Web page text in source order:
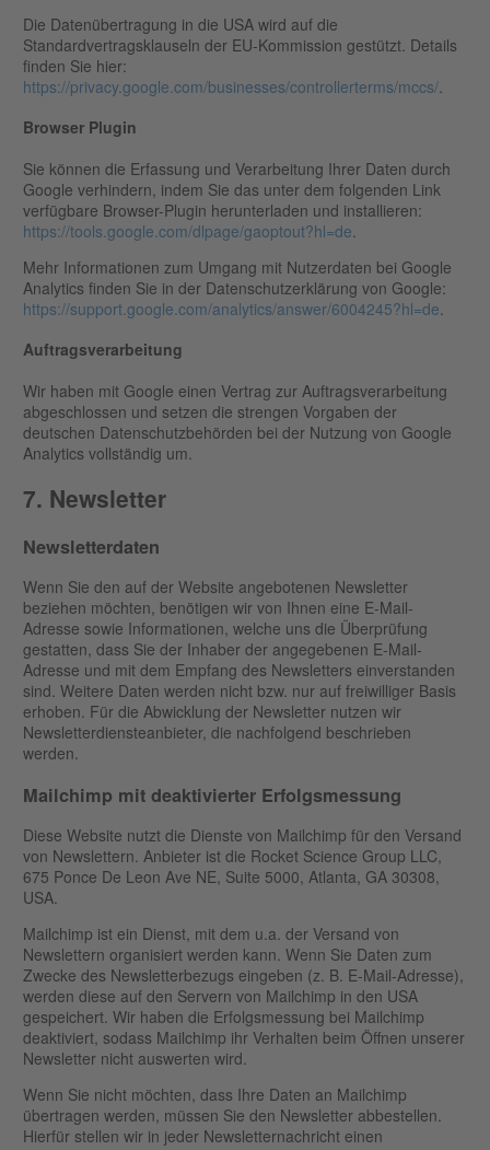
Die Datenübertragung in die USA wird auf die
Standardvertragsklauseln der EU-Kommission gestützt. Details
finden Sie hier:
https://privacy.google.com/businesses/controllerterms/mccs/
Browser Plugin
Sie können die Erfassung und Verarbeitung Ihrer Daten durch
Google verhindern, indem Sie das unter dem folgenden Link
verfügbare Browser-Plugin herunterladen und installieren:
https://tools.google.com/dlpage/gaoptout?hl=de
Mehr Informationen zum Umgang mit Nutzerdaten bei Google
Analytics finden Sie in der Datenschutzerklärung von Google:
https://support.google.com/analytics/answer/6004245?hl=de
Auftragsverarbeitung
Wir haben mit Google einen Vertrag zur Auftragsverarbeitung
abgeschlossen und setzen die strengen Vorgaben der
deutschen Datenschutzbehörden bei der Nutzung von Google
Analytics vollständig um.
7. Newsletter
Newsletter­daten
Wenn Sie den auf der Website angebotenen Newsletter
beziehen möchten, benötigen wir von Ihnen eine E-Mail-
Adresse sowie Informationen, welche uns die Überprüfung
gestatten, dass Sie der Inhaber der angegebenen E-Mail-
Adresse und mit dem Empfang des Newsletters einverstanden
sind. Weitere Daten werden nicht bzw. nur auf freiwilliger Basis
erhoben. Für die Abwicklung der Newsletter nutzen wir
Newsletterdiensteanbieter, die nachfolgend beschrieben
werden.
Mailchimp mit deaktivierter Erfolgsmessung
Diese Website nutzt die Dienste von Mailchimp für den Versand
von Newslettern. Anbieter ist die Rocket Science Group LLC,
675 Ponce De Leon Ave NE, Suite 5000, Atlanta, GA 30308,
USA.
Mailchimp ist ein Dienst, mit dem u.a. der Versand von
Newslettern organisiert werden kann. Wenn Sie Daten zum
Zwecke des Newsletterbezugs eingeben (z. B. E-Mail-Adresse),
werden diese auf den Servern von Mailchimp in den USA
gespeichert. Wir haben die Erfolgsmessung bei Mailchimp
deaktiviert, sodass Mailchimp ihr Verhalten beim Öffnen unserer
Newsletter nicht auswerten wird.
Wenn Sie nicht möchten, dass Ihre Daten an Mailchimp
übertragen werden, müssen Sie den Newsletter abbestellen.
Hierfür stellen wir in jeder Newsletternachricht einen